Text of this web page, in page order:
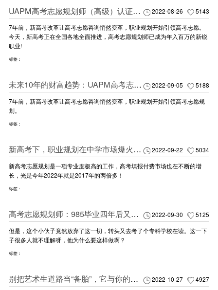
2022-08-26 5143
UAPM高考志愿规划师（高级）认证培训第38期，千万别错过！今年最后一期！
7年前，新高考改革让高考志愿咨询悄然变革，职业规划开始引领高考志愿。
今天，新高考正在全国各地全面推进，高考志愿规划师已成为年入百万的新锐
职业!
标签：
2022-09-05 5188
未来10年的财富趋势：UAPM高考志愿规划课程让我赚了上百万，刺激！
7年前，新高考改革让高考志愿咨询悄然变革，职业规划开始引领高考志愿规
划。
标签：
2022-09-22 5034
新高考下，职业规划在中学市场爆火！教你破解新高考的奥秘
新高考志愿规划是一项专业度极高的工作，高考填报付费市场也在不断的增
长，光是今年2022年就是2017年的两倍多！
标签：
2022-09-30 5125
高考志愿规划师：985毕业四年后又考专科，8年弯路太可惜！
但是，这个小伙子竟然放弃了这一切，转头又去考了个专科学校在读。这一下
子很多人就不理解呀，他为什么要这样做啊？
标签：
2022-10-27 4927
别把艺术生道路当“备胎”，它与你的职业规划有关......